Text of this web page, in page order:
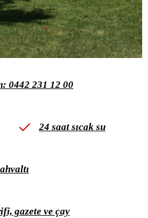
0442 231 12 00
24 saat sıcak su
gazete ve çay